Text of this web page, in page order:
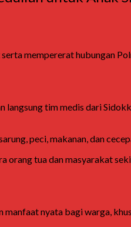
mempererat hubungan
tim medis dari
peci, makanan, dan
tua dan masyarakat
nyata bagi warga,